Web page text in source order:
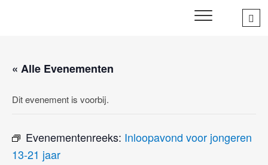
WIJ ZETTEN ONS IN VOOR HET WELZIJN EN VERBINDEN
« Alle Evenementen
Dit evenement is voorbij.
Evenementenreeks: Inloopavond voor jongeren
13-21 jaar